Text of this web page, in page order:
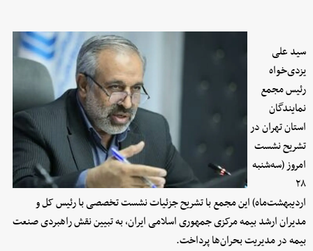
سید علی
یزدی‌خواه
رئیس مجمع
نمایندگان
استان تهران در
تشریح نشست
امروز (سه‌شنبه
۲۸
اردیبهشت‌ماه) این مجمع با تشریح جزئیات نشست تخصصی با رئیس کل و
مدیران ارشد بیمه مرکزی جمهوری اسلامی ایران، به تبیین نقش راهبردی صنعت
بیمه در مدیریت بحران‌ها پرداخت.